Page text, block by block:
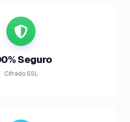
Seguro
Cifrado SSL